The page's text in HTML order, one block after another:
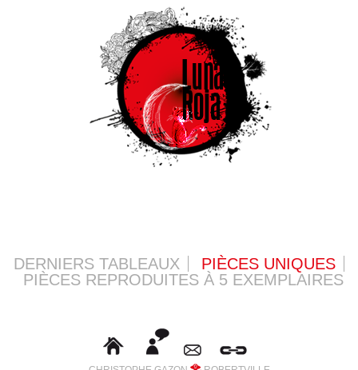
DERNIERS TABLEAUX
PIÈCES UNIQUES
PIÈCES REPRODUITES À 5 EXEMPLAIRES